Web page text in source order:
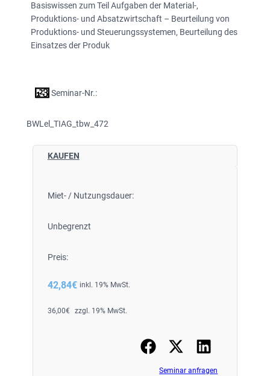
Basiswissen zum Teil Aufgaben der Material-,
Produktions- und Absatzwirtschaft – Beurteilung von
Produktions- und Steuerungssystemen, Beurteilung des
Einsatzes der Produk
Seminar-Nr.:
BWLel_TIAG_tbw_472
KAUFEN
Miet- / Nutzungsdauer:
Unbegrenzt
Preis:
42,84€ inkl. 19% MwSt.
36,00€ zzgl. 19% MwSt.
Seminar anfragen